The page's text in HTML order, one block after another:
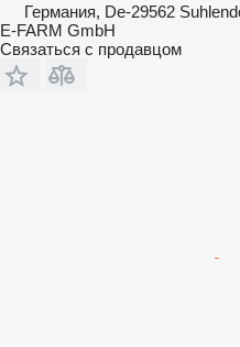
Германия, De-29562
E-FARM GmbH
Связаться с продавцом